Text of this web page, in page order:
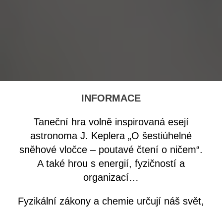
INFORMACE
Taneční hra volně inspirovaná esejí
astronoma J. Keplera „O šestiúhelné
sněhové vločce – poutavé čtení o ničem“.
A také hrou s energií, fyzičností a
organizací…
Fyzikální zákony a chemie určují náš svět,